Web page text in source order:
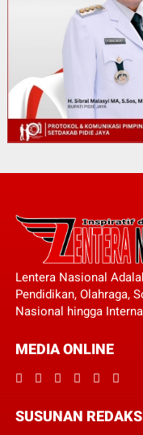
Lentera Nasional
Pendidikan, Olahraga,
Nasional hingga
MEDIA ONLINE
SUSUNAN